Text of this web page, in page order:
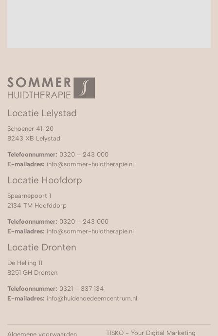
Locatie Lelystad
Schoener 41-20
8243 XB Lelystad
Telefoonnummer: 0320 – 243 000
E-mailadres: info@sommer-huidtherapie.nl
Locatie Hoofdorp
Spaarnepoort 1
2134 TM Hoofddorp
Telefoonnummer: 0320 – 243 000
E-mailadres: info@sommer-huidtherapie.nl
Locatie Dronten
De Helling 11
8251 GH Dronten
Telefoonnummer: 0321 – 337 134
E-mailadres: info@huidenoedeemcentrum.nl
Algemene voorwaarden
TISKO - Your Digital Marketing